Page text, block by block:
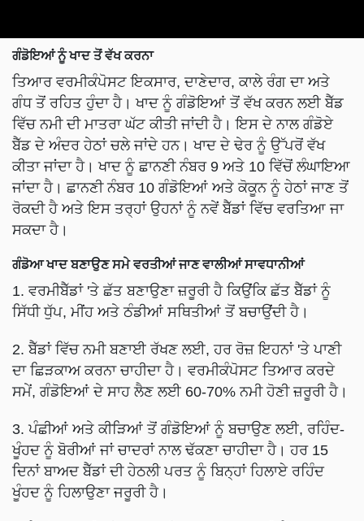
ਗੰਡੋਇਆਂ ਨੂੰ ਖਾਦ ਤੋਂ ਵੱਖ ਕਰਨਾ
ਤਿਆਰ ਵਰਮੀਕੰਪੋਸਟ ਇਕਸਾਰ, ਦਾਣੇਦਾਰ, ਕਾਲੇ ਰੰਗ ਦਾ ਅਤੇ
ਗੰਧ ਤੋਂ ਰਹਿਤ ਹੁੰਦਾ ਹੈ। ਖਾਦ ਨੂੰ ਗੰਡੋਇਆਂ ਤੋਂ ਵੱਖ ਕਰਨ ਲਈ ਬੈੱਡ
ਵਿੱਚ ਨਮੀ ਦੀ ਮਾਤਰਾ ਘੱਟ ਕੀਤੀ ਜਾਂਦੀ ਹੈ। ਇਸ ਦੇ ਨਾਲ ਗੰਡੋਏ
ਬੈੱਡ ਦੇ ਅੰਦਰ ਹੇਠਾਂ ਚਲੇ ਜਾਂਦੇ ਹਨ। ਖਾਦ ਦੇ ਢੇਰ ਨੂੰ ਉੱਪਰੋਂ ਵੱਖ
ਕੀਤਾ ਜਾਂਦਾ ਹੈ। ਖਾਦ ਨੂੰ ਛਾਨਣੀ ਨੰਬਰ 9 ਅਤੇ 10 ਵਿੱਚੋਂ ਲੰਘਾਇਆ
ਜਾਂਦਾ ਹੈ। ਛਾਨਣੀ ਨੰਬਰ 10 ਗੰਡੋਇਆਂ ਅਤੇ ਕੋਕੂਨ ਨੂੰ ਹੇਠਾਂ ਜਾਣ ਤੋਂ
ਰੋਕਦੀ ਹੈ ਅਤੇ ਇਸ ਤਰ੍ਹਾਂ ਉਹਨਾਂ ਨੂੰ ਨਵੇਂ ਬੈੱਡਾਂ ਵਿੱਚ ਵਰਤਿਆ ਜਾ
ਸਕਦਾ ਹੈ।
ਗੰਡੋਆ ਖਾਦ ਬਣਾਉਣ ਸਮੇ ਵਰਤੀਆਂ ਜਾਣ ਵਾਲੀਆਂ ਸਾਵਧਾਨੀਆਂ
1. ਵਰਮੀਬੈੱਡਾਂ 'ਤੇ ਛੱਤ ਬਣਾਉਣਾ ਜ਼ਰੂਰੀ ਹੈ ਕਿਉਂਕਿ ਛੱਤ ਬੈੱਡਾਂ ਨੂੰ
ਸਿੱਧੀ ਧੁੱਪ, ਮੀਂਹ ਅਤੇ ਠੰਡੀਆਂ ਸਥਿਤੀਆਂ ਤੋਂ ਬਚਾਉਂਦੀ ਹੈ।
2. ਬੈੱਡਾਂ ਵਿੱਚ ਨਮੀ ਬਣਾਈ ਰੱਖਣ ਲਈ, ਹਰ ਰੋਜ਼ ਇਹਨਾਂ 'ਤੇ ਪਾਣੀ
ਦਾ ਛਿੜਕਾਅ ਕਰਨਾ ਚਾਹੀਦਾ ਹੈ। ਵਰਮੀਕੰਪੋਸਟ ਤਿਆਰ ਕਰਦੇ
ਸਮੇਂ, ਗੰਡੋਇਆਂ ਦੇ ਸਾਹ ਲੈਣ ਲਈ 60-70% ਨਮੀ ਹੋਣੀ ਜ਼ਰੂਰੀ ਹੈ।
3. ਪੰਛੀਆਂ ਅਤੇ ਕੀੜਿਆਂ ਤੋਂ ਗੰਡੋਇਆਂ ਨੂੰ ਬਚਾਉਣ ਲਈ, ਰਹਿੰਦ-
ਖੂੰਹਦ ਨੂੰ ਬੋਰੀਆਂ ਜਾਂ ਚਾਦਰਾਂ ਨਾਲ ਢੱਕਣਾ ਚਾਹੀਦਾ ਹੈ। ਹਰ 15
ਦਿਨਾਂ ਬਾਅਦ ਬੈੱਡਾਂ ਦੀ ਹੇਠਲੀ ਪਰਤ ਨੂੰ ਬਿਨ੍ਹਾਂ ਹਿਲਾਏ ਰਹਿੰਦ
ਖੂੰਹਦ ਨੂੰ ਹਿਲਾਉਣਾ ਜਰੂਰੀ ਹੈ।